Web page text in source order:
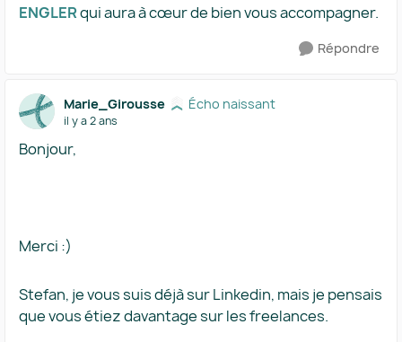
ENGLERqui aura à cœur de bien vous accompagner.
Répondre
Marie_Girousse Écho naissant
il y a 2 ans
Bonjour,
Merci :)
Stefan, je vous suis déjà sur Linkedin, mais je pensais
que vous étiez davantage sur les freelances.